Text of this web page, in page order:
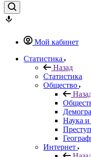
Мой кабинет
Статистика
Назад
Статистика
Общество
Наука и
Интернет